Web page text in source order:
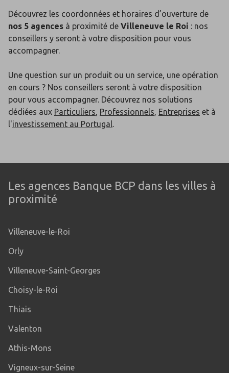
Découvrez les coordonnées et horaires d’ouverture de
nos 5 agences à proximité de Villeneuve le Roi : nos
conseillers y seront à votre disposition pour vous
accompagner.
Une question sur un produit ou un service, une opération
en cours ? Nos conseillers seront à votre disposition
pour vous accompagner. Découvrez nos solutions
dédiées aux Particuliers, Professionnels, Entreprises et à
l'investissement au Portugal.
Les agences Banque BCP dans les villes à
proximité
Villeneuve-le-Roi
Orly
Villeneuve-Saint-Georges
Choisy-le-Roi
Thiais
Valenton
Athis-Mons
Vigneux-sur-Seine